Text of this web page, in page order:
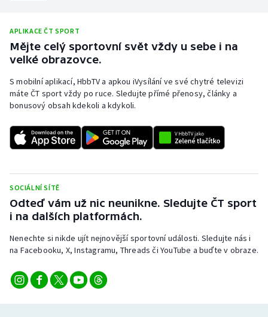
Ragby
Rychlobruslení
Short track
Sportovní střelba
Stolní tenis
Triatlon
APLIKACE ČT SPORT
Mějte celý sportovní svět vždy u sebe i na
velké obrazovce.
S mobilní aplikací, HbbTV a apkou iVysílání ve své chytré televizi
máte ČT sport vždy po ruce. Sledujte přímé přenosy, články a
bonusový obsah kdekoli a kdykoli.
SOCIÁLNÍ SÍTĚ
Odteď vám už nic neunikne. Sledujte ČT sport
i na dalších platformách.
Nenechte si nikde ujít nejnovější sportovní události. Sledujte nás i
na Facebooku, X, Instagramu, Threads či YouTube a buďte v obraze.